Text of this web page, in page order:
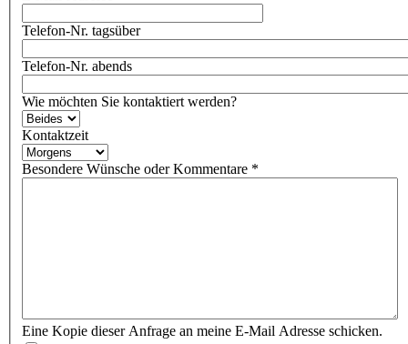
Telefon-Nr. tagsüber
Telefon-Nr. abends
Wie möchten Sie kontaktiert werden?
Kontaktzeit
Besondere Wünsche oder Kommentare *
Eine Kopie dieser Anfrage an meine E-Mail Adresse schicken.